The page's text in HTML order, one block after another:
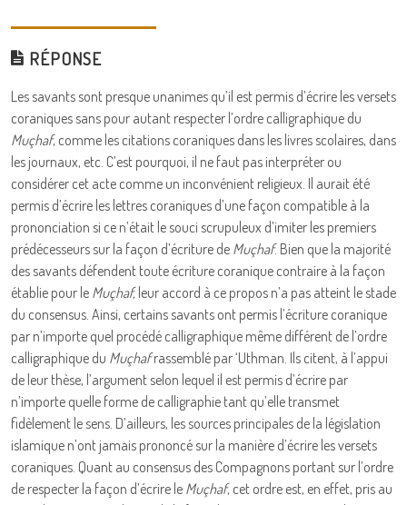
RÉPONSE
Les savants sont presque unanimes qu’il est permis d’écrire les versets
coraniques sans pour autant respecter l’ordre calligraphique du
Muçhaf, comme les citations coraniques dans les livres scolaires, dans
les journaux, etc. C’est pourquoi, il ne faut pas interpréter ou
considérer cet acte comme un inconvénient religieux. Il aurait été
permis d’écrire les lettres coraniques d’une façon compatible à la
prononciation si ce n’était le souci scrupuleux d’imiter les premiers
prédécesseurs sur la façon d’écriture de Muçhaf. Bien que la majorité
des savants défendent toute écriture coranique contraire à la façon
établie pour le Muçhaf, leur accord à ce propos n’a pas atteint le stade
du consensus. Ainsi, certains savants ont permis l’écriture coranique
par n’importe quel procédé calligraphique même différent de l’ordre
calligraphique du Muçhafrassemblé par ‘Uthman. Ils citent, à l’appui
de leur thèse, l’argument selon lequel il est permis d’écrire par
n’importe quelle forme de calligraphie tant qu’elle transmet
fidèlement le sens. D’ailleurs, les sources principales de la législation
islamique n’ont jamais prononcé sur la manière d’écrire les versets
coraniques. Quant au consensus des Compagnons portant sur l’ordre
de respecter la façon d’écrire le Muçhaf, cet ordre est, en effet, pris au